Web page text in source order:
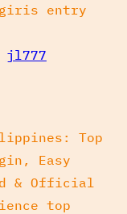
giris entry
jl777
Top
Easy
& Official
top